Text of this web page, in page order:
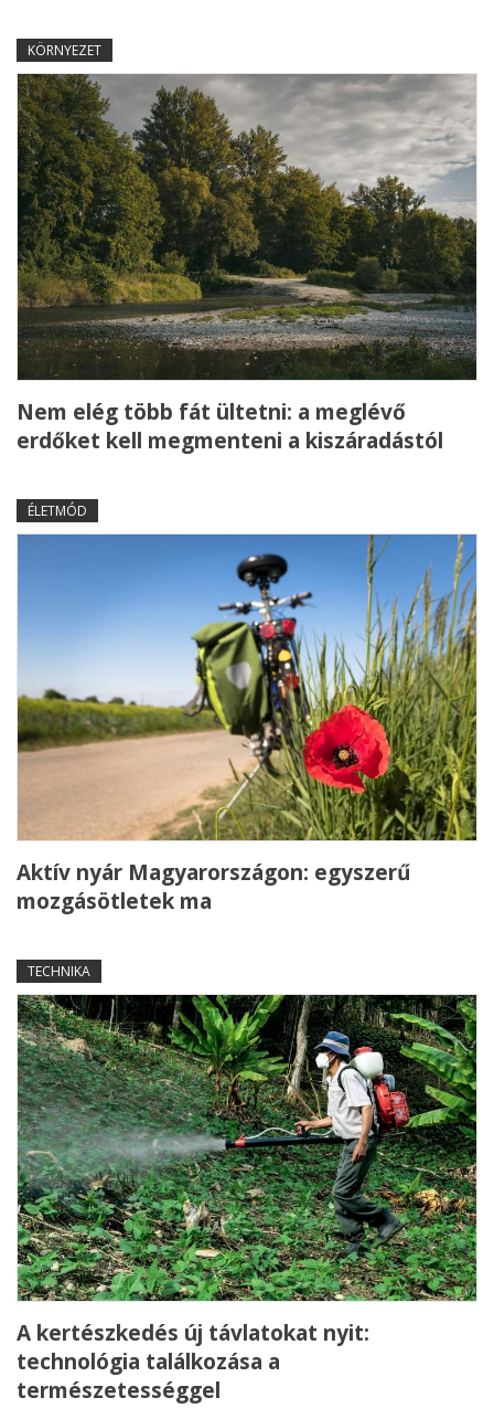
KÖRNYEZET
Nem elég több fát ültetni: a meglévő
erdőket kell megmenteni a kiszáradástól
ÉLETMÓD
Aktív nyár Magyarországon: egyszerű
mozgásötletek ma
TECHNIKA
A kertészkedés új távlatokat nyit:
technológia találkozása a
természetességgel